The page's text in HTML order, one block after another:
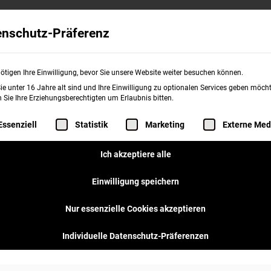
Präferenz
Ihre Einwilligung, bevor Sie unsere Website weiter besuchen können.
unter 16 Jahre alt sind und Ihre Einwilligung zu optionalen Services geben
Sie Ihre Erziehungsberechtigten um Erlaubnis bitten.
eine Liste der Service-Gruppen, für
Statistik Marketing Externe
Ich akzeptiere alle
Einwilligung speichern
Nur essenzielle Cookies akzeptieren
Individuelle Datenschutz-Präferenzen